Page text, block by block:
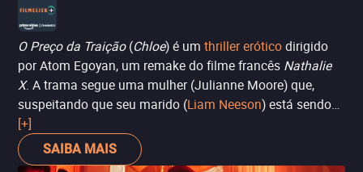
O Preço da Traição(Chloe) é um thriller eróticodirigido
por Atom Egoyan, um remake do filme francês Nathalie
X. A trama segue uma mulher (Julianne Moore) que,
suspeitando que seu marido (Liam Neeson) está sendo
infiel, contrata uma escort (Amanda Seyfried) para
seduzi-lo e testar sua fidelidade. No entanto, o que
começa com suspeitas logo se transforma em uma teia
[+]
SAIBA MAIS